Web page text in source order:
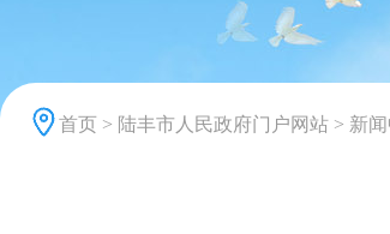
首页 > 陆丰市人民政府门户网站 > 新